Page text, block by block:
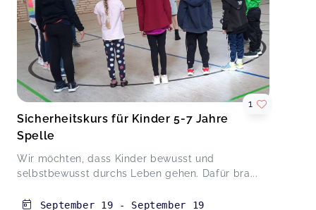
die Kleinen teilgenommen, bald folgt der Kurs für
die Großen). Danke an Christiane für die
kurzweilige und informative Ausführung.
Sensibilisieren, ohne Angst zu machen!
Infoabend "Wie schütze ich meine Kinder?" Spelle
Claudia,
Sicherheitskurs für Kinder 5-7 Jahre
Spelle
Wir möchten, dass Kinder bewusst und
selbstbewusst durchs Leben gehen. Dafür bra...
1
September 19 - September 19